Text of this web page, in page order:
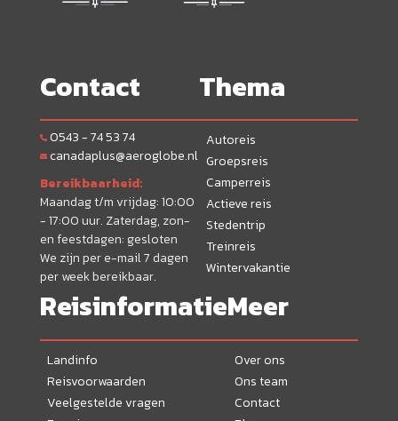
Contact
0543 - 74 53 74
canadaplus@aeroglobe.nl
Bereikbaarheid:
Maandag t/m vrijdag: 10:00
- 17:00 uur. Zaterdag, zon-
en feestdagen: gesloten
We zijn per e-mail 7 dagen
per week bereikbaar.
Thema
Autoreis
Groepsreis
Camperreis
Actieve reis
Stedentrip
Treinreis
Wintervakantie
Reisinformatie
Landinfo
Reisvoorwaarden
Veelgestelde vragen
Meer
Over ons
Ons team
Contact